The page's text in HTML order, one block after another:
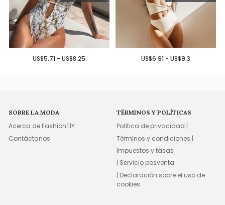
US$5.71 - US$8.25 US$6.91 - US$9.3
SOBRE LA MODA
Acerca de FashionTIY
Contáctanos
TÉRMINOS Y POLÍTICAS
Política de privacidad |
Términos y condiciones |
Impuestos y tasas
| Servicio posventa
| Declaración sobre el uso de
cookies